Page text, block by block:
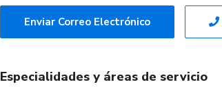
Enviar Correo Electrónico
Especialidades y áreas de servicio